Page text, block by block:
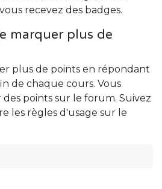
recevez des badges.
marquer plus de
plus de points en répondant
de chaque cours. Vous
points sur le forum. Suivez
les règles d'usage sur le